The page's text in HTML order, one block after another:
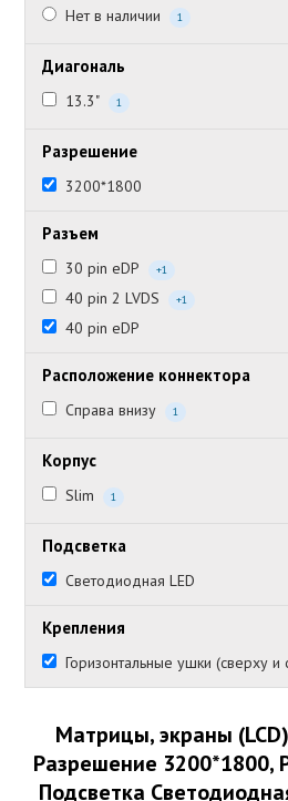
Нет в наличии
1
Диагональ
13.3" 1
Разрешение
3200*1800
Разъем
30 pin eDP +1
40 pin 2 LVDS +1
40 pin eDP
Расположение коннектора
Справа внизу 1
Корпус
Slim 1
Подсветка
Светодиодная LED
Крепления
Горизонтальные ушки (сверху и
Матрицы, экраны
Разрешение 3200*1800,
Подсветка